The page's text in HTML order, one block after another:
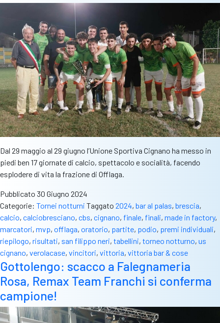
Dal 29 maggio al 29 giugno l’Unione Sportiva Cignano ha messo in
piedi ben 17 giornate di calcio, spettacolo e socialità, facendo
esplodere di vita la frazione di Offlaga.
Pubblicato 30 Giugno 2024
Categorie: Tornei notturni Taggato 2024, bar al palas, brescia,
calcio, calciobresciano, cbs, cignano, finale, finali, made in factory,
marcatori, mvp, offlaga, oratorio, partite, podio, premi individuali,
riepilogo, risultati, san filippo neri, tabellini, torneo notturno, us
cignano, verolacase, vincitori, vittoria, vittoria bar & cose
Gottolengo: scacco a Falegnameria
Rosa, Remax Team Franchi si conferma
campione!